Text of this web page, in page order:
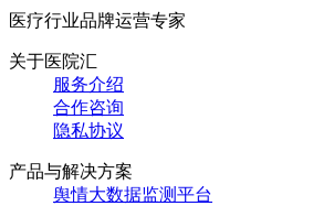
医疗行业品牌运营专家
关于医院汇
服务介绍
合作咨询
隐私协议
产品与解决方案
舆情大数据监测平台